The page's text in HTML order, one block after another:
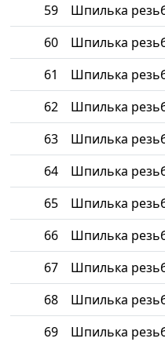
59 Шпилька
60 Шпилька
61 Шпилька
62 Шпилька
63 Шпилька
64 Шпилька
65 Шпилька
66 Шпилька
67 Шпилька
68 Шпилька
69 Шпилька